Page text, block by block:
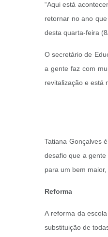
“Aqui está
retornar no ano
desta quarta-feira
O secretário de
a gente faz com
revitalização e está
Tatiana Gonçalves
desafio que a
para um bem
Reforma
A reforma da
⁠substituição de